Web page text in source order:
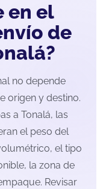
en el
de
no depende
origen y destino.
a Tonalá, las
el peso del
el tipo
la zona de
Revisar